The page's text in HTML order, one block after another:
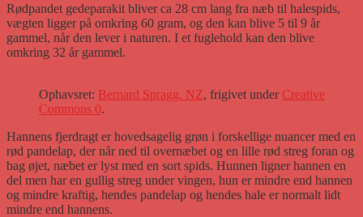
Rødpandet gedeparakit bliver ca 28 cm lang fra næb til halespids,
vægten ligger på omkring 60 gram, og den kan blive 5 til 9 år
gammel, når den lever i naturen. I et fuglehold kan den blive
omkring 32 år gammel.
Ophavsret: Bernard Spragg. NZ, frigivet under Creative
Commons 0.
Hannens fjerdragt er hovedsagelig grøn i forskellige nuancer med en
rød pandelap, der når ned til overnæbet og en lille rød streg foran og
bag øjet, næbet er lyst med en sort spids. Hunnen ligner hannen en
del men har en gullig streg under vingen, hun er mindre end hannen
og mindre kraftig, hendes pandelap og hendes hale er normalt lidt
mindre end hannens.